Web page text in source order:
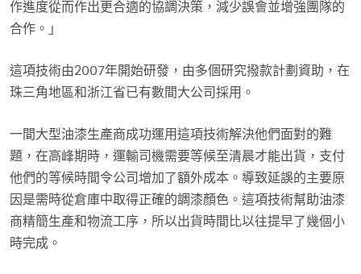
作進度從而作出更合適的協調決策，減少誤會並增強團隊的
合作。」
這項技術由2007年開始研發，由多個研究撥款計劃資助，在
珠三角地區和浙江省已有數間大公司採用。
一間大型油漆生產商成功運用這項技術解決他們面對的難
題，在高峰期時，運輸司機需要等候至清晨才能出貨，支付
他們的等候時間令公司增加了額外成本。導致延誤的主要原
因是需時從倉庫中取得正確的調漆顏色。這項技術幫助油漆
商精簡生產和物流工序，所以出貨時間比以往提早了幾個小
時完成。